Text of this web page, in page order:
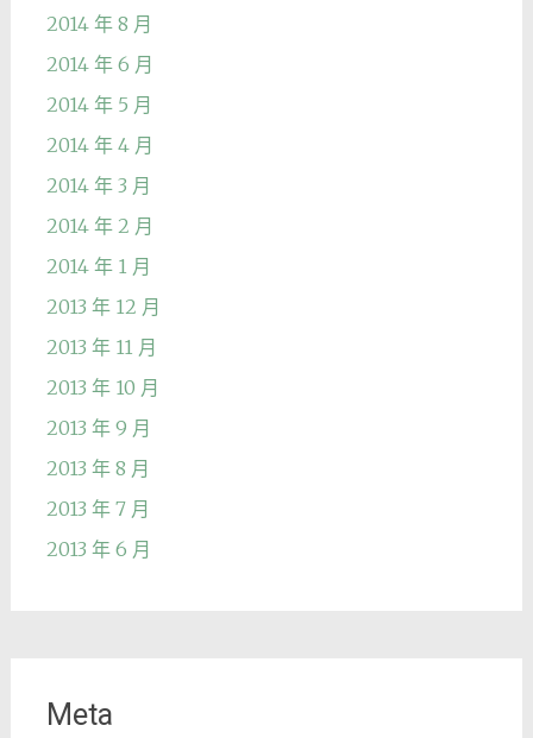
2014 年 8 月
2014 年 6 月
2014 年 5 月
2014 年 4 月
2014 年 3 月
2014 年 2 月
2014 年 1 月
2013 年 12 月
2013 年 11 月
2013 年 10 月
2013 年 9 月
2013 年 8 月
2013 年 7 月
2013 年 6 月
Meta